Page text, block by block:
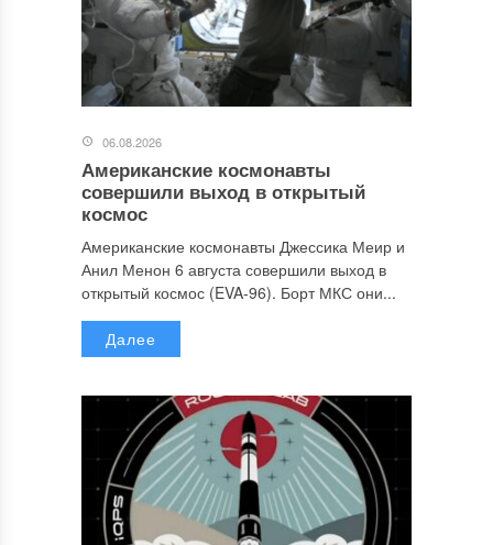
06.08.2026
Американские космонавты
совершили выход в открытый
космос
Американские космонавты Джессика Меир и
Анил Менон 6 августа совершили выход в
открытый космос (EVA-96). Борт МКС они...
Далее